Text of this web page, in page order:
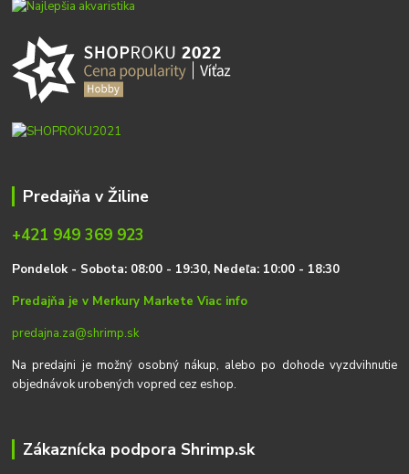
Predajňa v Žiline
+421 949 369 923
Pondelok - Sobota: 08:00 - 19:30, Nedeľa: 10:00 - 18:30
Predajňa je v Merkury MarketeViac info
predajna.za@shrimp.sk
Na predajni je možný osobný nákup, alebo po dohode vyzdvihnutie
objednávok urobených vopred cez eshop.
Zákaznícka podpora Shrimp.sk